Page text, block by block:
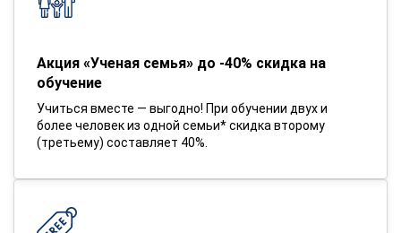
Акция «Ученая семья» до -40% скидка на
обучение
Учиться вместе — выгодно! При обучении двух и
более человек из одной семьи* скидка второму
(третьему) составляет 40%.